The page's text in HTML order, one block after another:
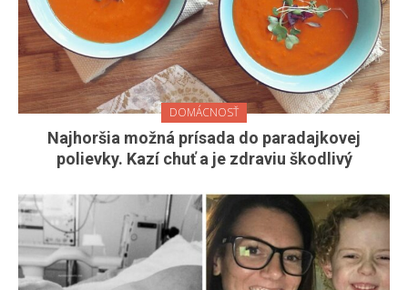
DOMÁCNOSŤ
Najhoršia možná prísada do paradajkovej
polievky. Kazí chuť a je zdraviu škodlivý